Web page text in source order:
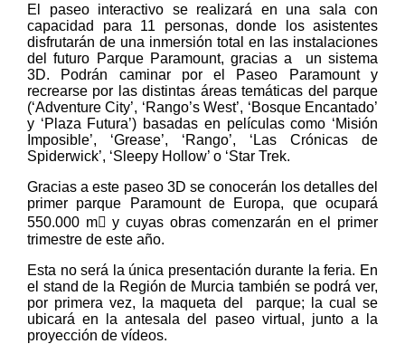
El paseo interactivo se realizará en una sala con
capacidad para 11 personas, donde los asistentes
disfrutarán de una inmersión total en las instalaciones
del futuro Parque Paramount, gracias a un sistema
3D. Podrán caminar por el Paseo Paramount y
recrearse por las distintas áreas temáticas del parque
(‘Adventure City’, ‘Rango’s West’, ‘Bosque Encantado’
y ‘Plaza Futura’) basadas en películas como ‘Misión
Imposible’, ‘Grease’, ‘Rango’, ‘Las Crónicas de
Spiderwick’, ‘Sleepy Hollow’ o ‘Star Trek.
Gracias a este paseo 3D se conocerán los detalles del
primer parque Paramount de Europa, que ocupará
550.000 m y cuyas obras comenzarán en el primer
trimestre de este año.
Esta no será la única presentación durante la feria. En
el stand de la Región de Murcia también se podrá ver,
por primera vez, la maqueta del parque; la cual se
ubicará en la antesala del paseo virtual, junto a la
proyección de vídeos.